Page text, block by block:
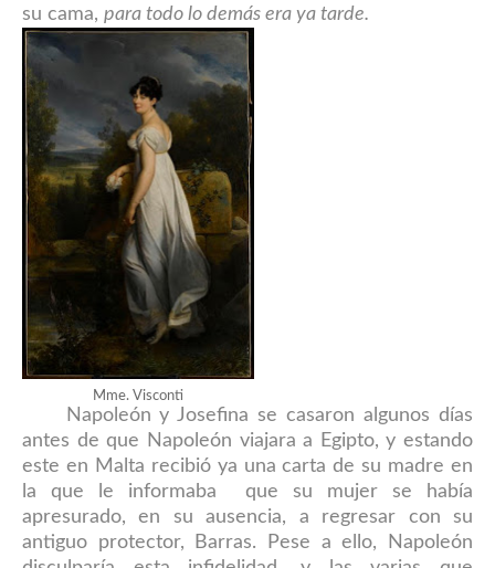
su cama, para todo lo demás era ya tarde.
Mme. Visconti
Napoleón y Josefina se casaron algunos días
antes de que Napoleón viajara a Egipto, y estando
este en Malta recibió ya una carta de su madre en
la que le informaba que su mujer se había
apresurado, en su ausencia, a regresar con su
antiguo protector, Barras. Pese a ello, Napoleón